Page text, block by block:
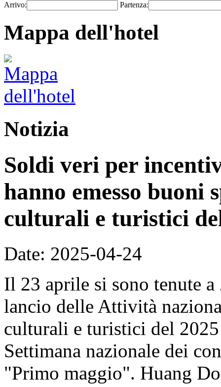
Arrivo: Partenza:
Mappa dell'hotel
Notizia
Soldi veri per
hanno emesso buoni
culturali e turistici
Date: 2025-04-24
Il 23 aprile si sono tenute
lancio delle Attività
culturali e turistici del
Settimana nazionale dei
"Primo maggio". Huang